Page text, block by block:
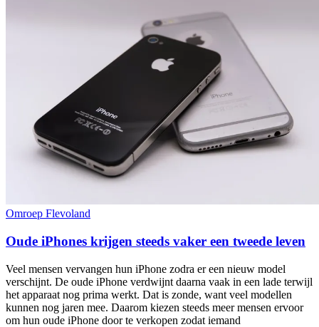
Omroep Flevoland
Oude iPhones krijgen steeds vaker een tweede leven
Veel mensen vervangen hun iPhone zodra er een nieuw model
verschijnt. De oude iPhone verdwijnt daarna vaak in een lade terwijl
het apparaat nog prima werkt. Dat is zonde, want veel modellen
kunnen nog jaren mee. Daarom kiezen steeds meer mensen ervoor
om hun oude iPhone door te verkopen zodat iemand